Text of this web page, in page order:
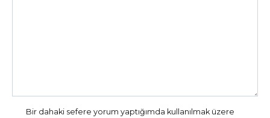
Bir dahaki sefere yorum yaptığımda kullanılmak üzere